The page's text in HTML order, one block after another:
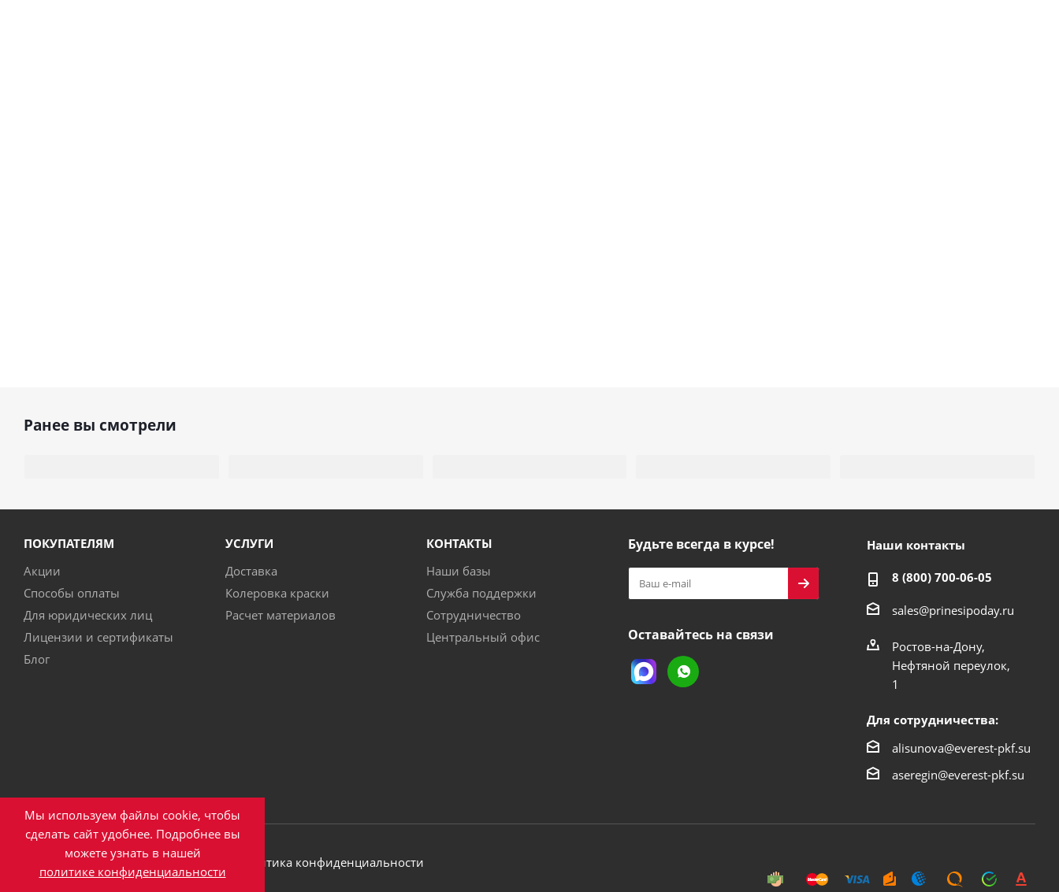
Ранее вы смотрели
ПОКУПАТЕЛЯМ
Акции
Способы оплаты
Для юридических лиц
Лицензии и сертификаты
Блог
УСЛУГИ
Доставка
Колеровка краски
Расчет материалов
КОНТАКТЫ
Наши базы
Служба поддержки
Сотрудничество
Центральный офис
Будьте всегда в курсе!
Оставайтесь на связи
Наши контакты
8 (800) 700-06-05
sales@prinesipoday.ru
Ростов-на-Дону,
Нефтяной переулок,
1
Для сотрудничества:
alisunova@everest-pkf.su
aseregin@everest-pkf.su
2026 © ООО ПКФ "Эверест" Политика конфиденциальности
Мы используем файлы cookie, чтобы
сделать сайт удобнее. Подробнее вы
можете узнать в нашей
политике конфиденциальности